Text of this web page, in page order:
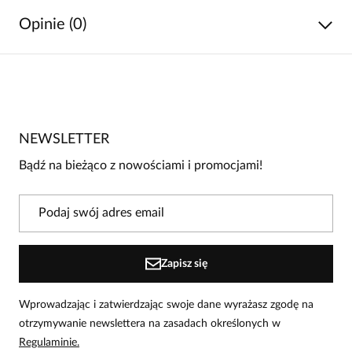
Opinie (0)
Bądź pierwszą osobą, która podzieli się opinią o tym
W naszej witrynie opinie mogą dodawać tylko
NEWSLETTER
Bądź na bieżąco z nowościami i promocjami!
Zapisz się
Wprowadzając i zatwierdzając swoje dane wyrażasz zgodę na
otrzymywanie newslettera na zasadach określonych w
Regulaminie.